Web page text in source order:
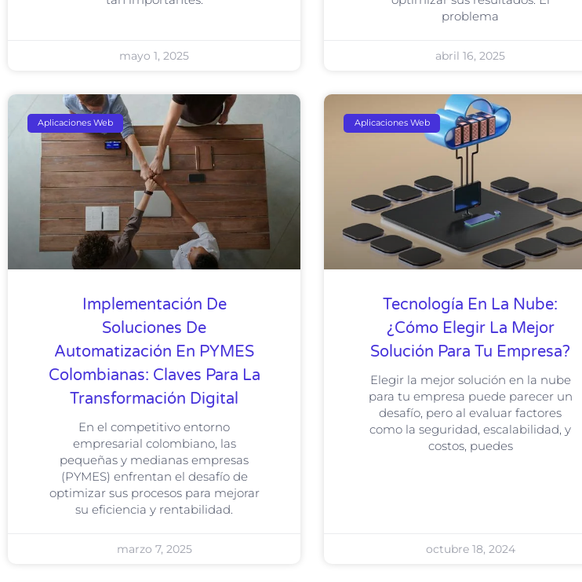
mayo 1, 2025
problema
abril 16, 2025
Aplicaciones Web
Implementación De
Soluciones De
Automatización En PYMES
Colombianas: Claves Para La
Transformación Digital
En el competitivo entorno
empresarial colombiano, las
pequeñas y medianas empresas
(PYMES) enfrentan el desafío de
optimizar sus procesos para mejorar
su eficiencia y rentabilidad.
marzo 7, 2025
Aplicaciones Web
Tecnología En La Nube:
¿Cómo Elegir La Mejor
Solución Para Tu Empresa?
Elegir la mejor solución en la nube
para tu empresa puede parecer un
desafío, pero al evaluar factores
como la seguridad, escalabilidad, y
costos, puedes
octubre 18, 2024